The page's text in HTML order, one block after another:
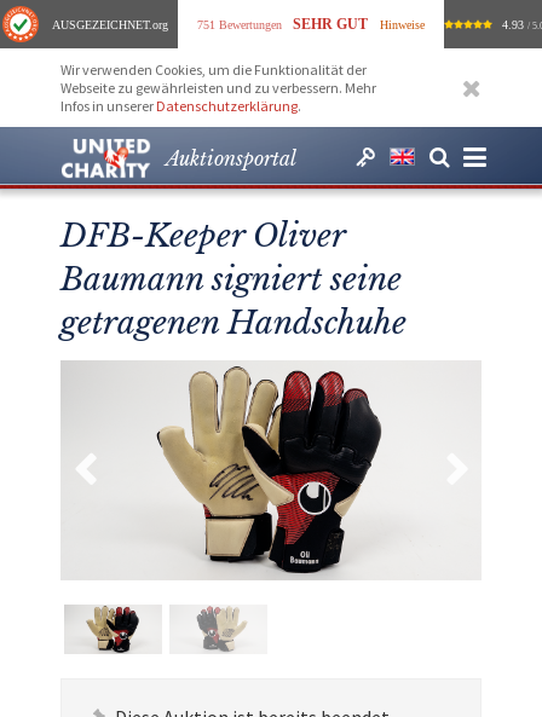
AUSGEZEICHNET.org 751 Bewertungen SEHR GUT Hinweise 4.93 /
Wir verwenden Cookies, um die Funktionalität der
Webseite zu gewährleisten und zu verbessern. Mehr
Infos in unserer Datenschutzerklärung.
Auktionsportal
DFB-Keeper Oliver
Baumann signiert seine
getragenen Handschuhe